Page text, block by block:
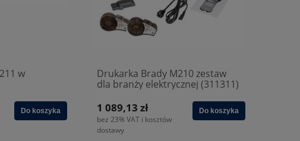
w
Do koszyka
Drukarka Brady M210 zestaw
dla branży elektrycznej (311311)
1 089,13 zł
bez 23% VAT i kosztów
dostawy
Do koszyka